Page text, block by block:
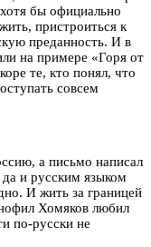
бы официально
пристроиться к
преданность. И в
на примере «Горя от
те, кто понял, что
совсем
а письмо написал
и русским языком
И жить за границей
Хомяков любил
по-русски не